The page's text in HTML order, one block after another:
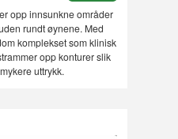
opp innsunkne områder
rundt øynene. Med
komplekset som klinisk
opp konturer slik
uttrykk.